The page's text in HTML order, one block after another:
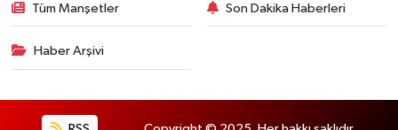
Tüm Manşetler Son Dakika Haberleri
Haber Arşivi